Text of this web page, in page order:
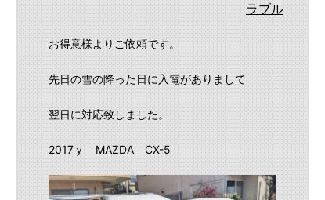
ラブル
お得意様よりご依頼です。
先日の雪の降った日に入電がありまして
翌日に対応致しました。
2017ｙ MAZDA CX-5